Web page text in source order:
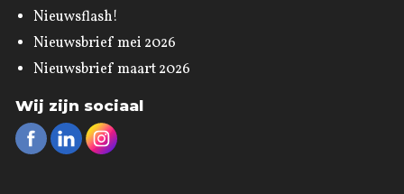
Nieuwsflash!
Nieuwsbrief mei 2026
Nieuwsbrief maart 2026
Wij zijn sociaal